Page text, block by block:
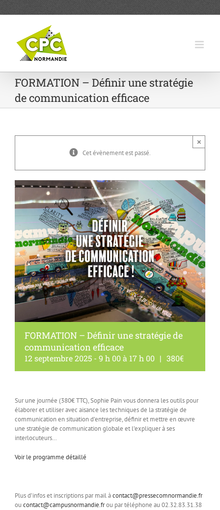
FORMATION – Définir une stratégie
de communication efficace
Cet évènement est passé.
×
FORMATION – Définir une stratégie de
communication efficace
12 septembre 2025 - 9 h 00à 17 h 00 | 380€
Sur une journée (380€ TTC), Sophie Pain vous donnera les outils pour
élaborer et utiliser avec aisance les techniques de la stratégie de
communication en situation d’entreprise, définir et mettre en œuvre
une stratégie de communication globale et l’expliquer à ses
interlocuteurs…
Voir le programme détaillé
Plus d’infos et inscriptions par mail àcontact@pressecomnormandie.fr
ou contact@campusnormandie.frou par téléphone au 02.32.83.31.38